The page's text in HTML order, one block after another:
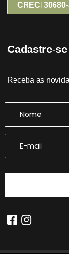
CRECI
Cadastre-se
Receba as